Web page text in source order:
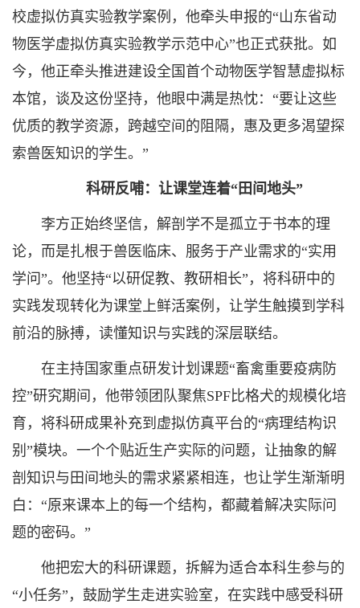
校虚拟仿真实验教学案例，他牵头申报的“山东省动
物医学虚拟仿真实验教学示范中心”也正式获批。如
今，他正牵头推进建设全国首个动物医学智慧虚拟标
本馆，谈及这份坚持，他眼中满是热忱：“要让这些
优质的教学资源，跨越空间的阻隔，惠及更多渴望探
索兽医知识的学生。”
科研反哺：让课堂连着“田间地头”
李方正始终坚信，解剖学不是孤立于书本的理
论，而是扎根于兽医临床、服务于产业需求的“实用
学问”。他坚持“以研促教、教研相长”，将科研中的
实践发现转化为课堂上鲜活案例，让学生触摸到学科
前沿的脉搏，读懂知识与实践的深层联结。
在主持国家重点研发计划课题“畜禽重要疫病防
控”研究期间，他带领团队聚焦SPF比格犬的规模化培
育，将科研成果补充到虚拟仿真平台的“病理结构识
别”模块。一个个贴近生产实际的问题，让抽象的解
剖知识与田间地头的需求紧紧相连，也让学生渐渐明
白：“原来课本上的每一个结构，都藏着解决实际问
题的密码。”
他把宏大的科研课题，拆解为适合本科生参与的
“小任务”，鼓励学生走进实验室，在实践中感受科研